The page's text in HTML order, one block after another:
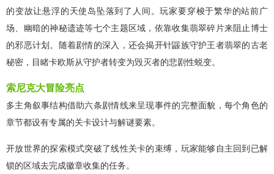
的变故让悬浮的天使岛坠落到了人间。玩家要穿梭于繁华的站前广
场、幽暗的神秘遗迹等七个主题区域，依靠收集翡翠碎片来阻止博士
的邪恶计划。随着剧情的深入，还会揭开针鼹族守护王者翡翠的古老
秘密，目睹卡欧斯从守护者转变为毁灭者的悲剧性蜕变。
索尼克大冒险亮点
多主角叙事结构借助六条剧情线来呈现事件的完整面貌，每个角色的
章节都设有专属的关卡设计与解谜要素。
开放世界的探索模式突破了线性关卡的束缚，玩家能够自主回到已解
锁的区域去完成徽章收集的任务。